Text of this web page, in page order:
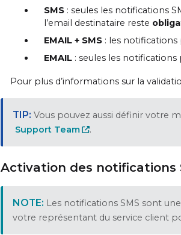
SMS : seules les notifications
l’email destinataire reste
EMAIL + SMS : les
EMAIL : seules les
Pour plus d’informations sur la
Vous pouvez aussi définir votre
Support Team
.
Activation des notifications
Les notifications SMS sont
votre représentant du service client